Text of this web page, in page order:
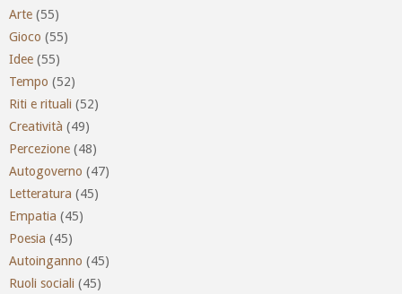
Arte (55)
Gioco (55)
Idee (55)
Tempo (52)
Riti e rituali (52)
Creatività (49)
Percezione (48)
Autogoverno (47)
Letteratura (45)
Empatia (45)
Poesia (45)
Autoinganno (45)
Ruoli sociali (45)